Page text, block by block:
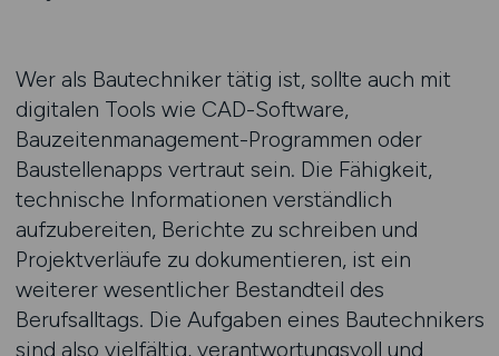
Wer als Bautechniker tätig ist, sollte auch mit
digitalen Tools wie CAD-Software,
Bauzeitenmanagement-Programmen oder
Baustellenapps vertraut sein. Die Fähigkeit,
technische Informationen verständlich
aufzubereiten, Berichte zu schreiben und
Projektverläufe zu dokumentieren, ist ein
weiterer wesentlicher Bestandteil des
Berufsalltags. Die Aufgaben eines Bautechnikers
sind also vielfältig, verantwortungsvoll und